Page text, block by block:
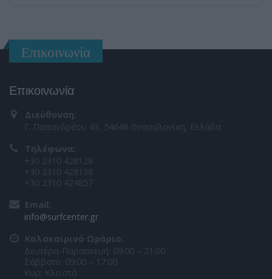
Επικοινωνία
Επικοινωνία
Διεύθυνση:
Γ. Παπανδρέου 43, 54646 Θεσσαλονίκη, Ελλάδα
Τηλέφωνα:
+30 2310 428128
+30 2310 428138
+30 2310 424857
Email:
info@surfcenter.gr
Καλοκαιρινό Ωράριο:
Δευτέρα-Παρασκευή: 09:00 – 21:00
Σάββατο: 09:00 – 17:00
Κυρ: Κλειστά